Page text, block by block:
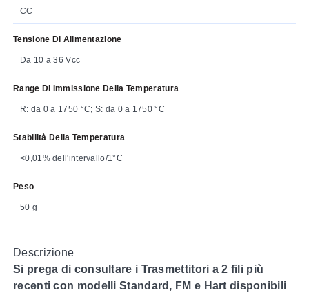
CC
Tensione Di Alimentazione
Da 10 a 36 Vcc
Range Di Immissione Della Temperatura
R: da 0 a 1750 °C; S: da 0 a 1750 °C
Stabilità Della Temperatura
<0,01% dell'intervallo/1°C
Peso
50 g
Descrizione
Si prega di consultare i Trasmettitori a 2 fili più
recenti con modelli Standard, FM e Hart disponibili